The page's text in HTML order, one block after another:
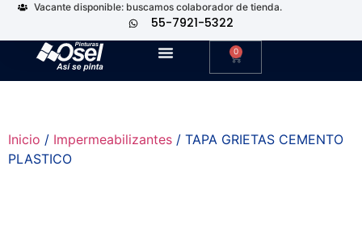
Vacante disponible: buscamos colaborador de tienda.
55-7921-5322
0
Inicio / Impermeabilizantes / TAPA GRIETAS CEMENTO
PLASTICO